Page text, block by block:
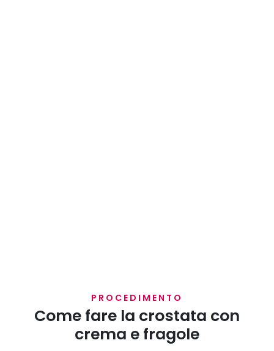
PROCEDIMENTO
Come fare la crostata con
crema e fragole